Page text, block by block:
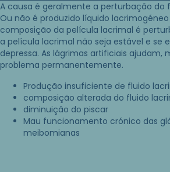
A causa é geralmente a perturbação do
Ou não é produzido líquido
composição da película lacrimal é
a película lacrimal não seja estável e se
depressa. As lágrimas artificiais ajudam,
problema permanentemente.
Produção insuficiente de fluido
composição alterada do fluido
diminuição do piscar
Mau funcionamento crónico das
meibomianas